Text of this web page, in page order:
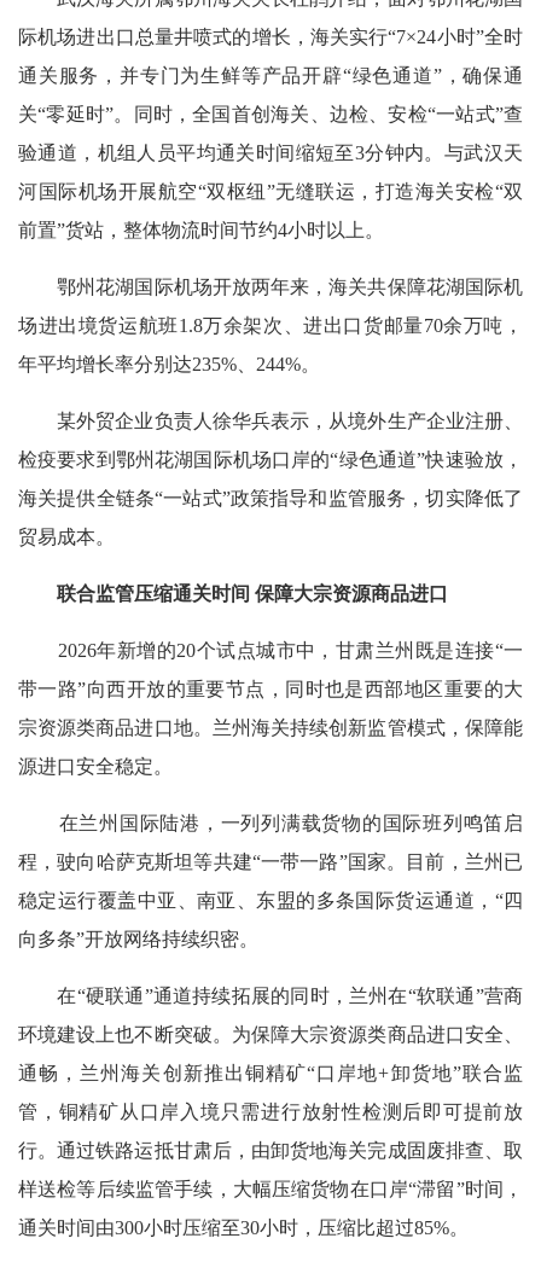
际机场进出口总量井喷式的增长，海关实行“7×24小时”全时
通关服务，并专门为生鲜等产品开辟“绿色通道”，确保通
关“零延时”。同时，全国首创海关、边检、安检“一站式”查
验通道，机组人员平均通关时间缩短至3分钟内。与武汉天
河国际机场开展航空“双枢纽”无缝联运，打造海关安检“双
前置”货站，整体物流时间节约4小时以上。
鄂州花湖国际机场开放两年来，海关共保障花湖国际机
场进出境货运航班1.8万余架次、进出口货邮量70余万吨，
年平均增长率分别达235%、244%。
某外贸企业负责人徐华兵表示，从境外生产企业注册、
检疫要求到鄂州花湖国际机场口岸的“绿色通道”快速验放，
海关提供全链条“一站式”政策指导和监管服务，切实降低了
贸易成本。
联合监管压缩通关时间 保障大宗资源商品进口
2026年新增的20个试点城市中，甘肃兰州既是连接“一
带一路”向西开放的重要节点，同时也是西部地区重要的大
宗资源类商品进口地。兰州海关持续创新监管模式，保障能
源进口安全稳定。
在兰州国际陆港，一列列满载货物的国际班列鸣笛启
程，驶向哈萨克斯坦等共建“一带一路”国家。目前，兰州已
稳定运行覆盖中亚、南亚、东盟的多条国际货运通道，“四
向多条”开放网络持续织密。
在“硬联通”通道持续拓展的同时，兰州在“软联通”营商
环境建设上也不断突破。为保障大宗资源类商品进口安全、
通畅，兰州海关创新推出铜精矿“口岸地+卸货地”联合监
管，铜精矿从口岸入境只需进行放射性检测后即可提前放
行。通过铁路运抵甘肃后，由卸货地海关完成固废排查、取
样送检等后续监管手续，大幅压缩货物在口岸“滞留”时间，
通关时间由300小时压缩至30小时，压缩比超过85%。